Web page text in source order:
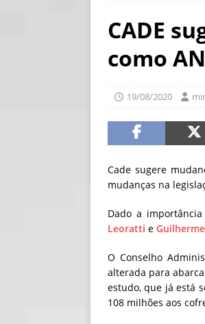
CADE
como
19/08/2020
Cade sugere
mudanças na
Dado a
Leoratti e
O Conselho
alterada para
estudo, que já está
108 milhões aos